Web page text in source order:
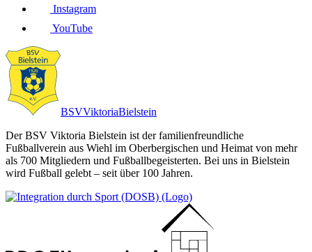
Instagram
YouTube
BSVViktoriaBielstein
Der BSV Viktoria Bielstein ist der familienfreundliche
Fußballverein aus Wiehl im Oberbergischen und Heimat von mehr
als 700 Mitgliedern und Fußballbegeisterten. Bei uns in Bielstein
wird Fußball gelebt – seit über 100 Jahren.